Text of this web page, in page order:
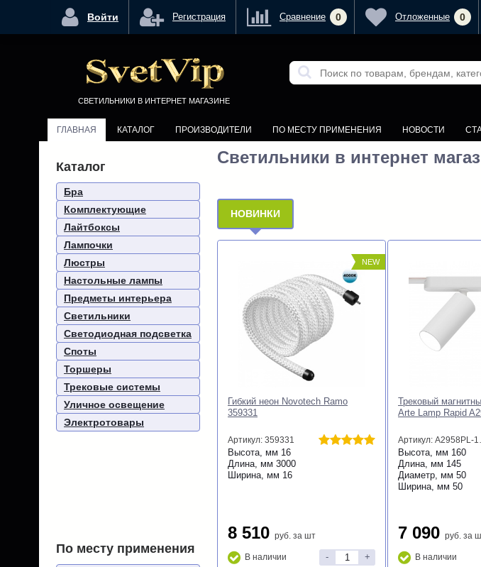
СВЕТИЛЬНИКИ В ИНТЕРНЕТ МАГАЗИНЕ
ГЛАВНАЯ КАТАЛОГ ПРОИЗВОДИТЕЛИ ПО МЕСТУ ПРИМЕНЕНИЯ НОВОСТИ
Каталог
Бра
Комплектующие
Лайтбоксы
Лампочки
Люстры
Настольные лампы
Предметы интерьера
Светильники
Светодиодная подсветка
Споты
Торшеры
Трековые системы
Уличное освещение
Электротовары
По месту применения
Светильники в интернет
НОВИНКИ
NEW
Гибкий неон Novotech Ramo
359331
Артикул: 359331
Высота, мм 16
Длина, мм 3000
Ширина, мм 16
8 510 руб. за шт
В наличии - +
Трековый
Arte Lamp Rapid
Высота, мм 160
Длина, мм 145
Диаметр, мм 50
Ширина, мм 50
7 090 руб. за
В наличии
Войти Регистрация Сравнение 0 Отложенные 0